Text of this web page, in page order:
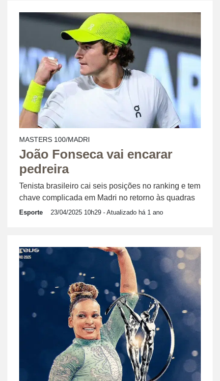
MASTERS 100/MADRI
João Fonseca vai encarar
pedreira
Tenista brasileiro cai seis posições no ranking e tem
chave complicada em Madri no retorno às quadras
Esporte 23/04/2025 10h29 - Atualizado há 1 ano